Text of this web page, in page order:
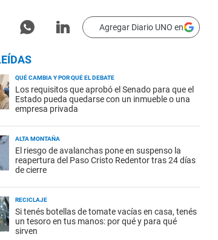
Agregar Diario UNO en
QUÉ CAMBIA Y POR QUÉ EL DEBATE
Los requisitos que aprobó el Senado para que el
Estado pueda quedarse con un inmueble o una
empresa privada
ALTA MONTAÑA
El riesgo de avalanchas pone en suspenso la
reapertura del Paso Cristo Redentor tras 24 días
de cierre
RECICLAJE
Si tenés botellas de tomate vacías en casa, tenés
un tesoro en tus manos: por qué y para qué
sirven